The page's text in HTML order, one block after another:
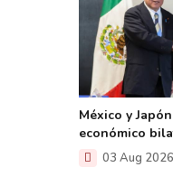
México y
económico
03 Aug 2026